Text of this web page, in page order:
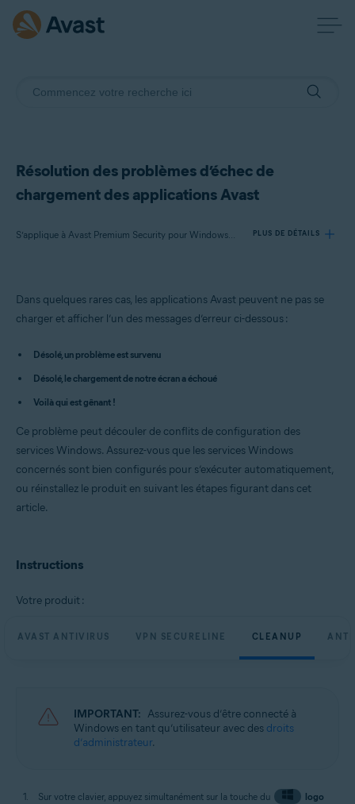
Résolution des problèmes d’échec de
chargement des applications Avast
S’applique à Avast Premium Security pour Windows, Avast Antivirus Gratuit pour Windows, VPN Avast SecureLine pour Windows, Avast Cleanup Premium pour Windows, Avast AntiTrack Premium pour Windows, Avast Driver Updater pour Windows, Avast BreachGuard pour Windows PLUS DE DÉTAILS
Produits:
Avast Premium Security 23.x pour Windows
Avast Cleanup Premium 23.x pour Windows
Avast AntiTrack Premium 3.x pour Windows
Avast BreachGuard 23.x pour Windows
Systèmes d'exploitation:
Microsoft Windows 11 Famille/Pro/Entreprise/Éducation
Microsoft Windows 10 Famille/Pro/Entreprise/Éducation (32/64 bits)
Microsoft Windows 8.1/Professionnel/Entreprise (32/64 bits)
Microsoft Windows 7 Édition Familiale Basique/Édition Familiale
Dans quelques rares cas, les applications Avast peuvent ne pas se
charger et afficher l’un des messages d’erreur ci-dessous :
Désolé, un problème est survenu
Désolé, le chargement de notre écran a échoué
Voilà qui est gênant !
Ce problème peut découler de conflits de configuration des
services Windows. Assurez-vous que les services Windows
concernés sont bien configurés pour s’exécuter automatiquement,
ou réinstallez le produit en suivant les étapes figurant dans cet
article.
Instructions
Votre produit :
AVAST ANTIVIRUS VPN SECURELINE CLEANUP
IMPORTANT: Assurez-vous d’être connecté à
Windows en tant qu’utilisateur avec des droits
d’administrateur.
Sur votre clavier, appuyez simultanément sur la touche du
logo